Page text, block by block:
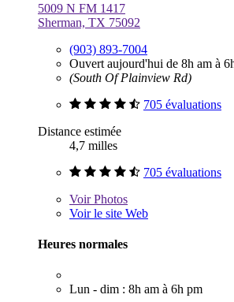
5009 N FM 1417
Sherman, TX 75092
(903) 893-7004
Ouvert aujourd'hui de 8h am à
(South Of Plainview Rd)
705 évaluations
Distance estimée
4,7 milles
705 évaluations
VoirPhotos
Voir le site Web
Heures normales
Lun - dim : 8h am à 6h pm